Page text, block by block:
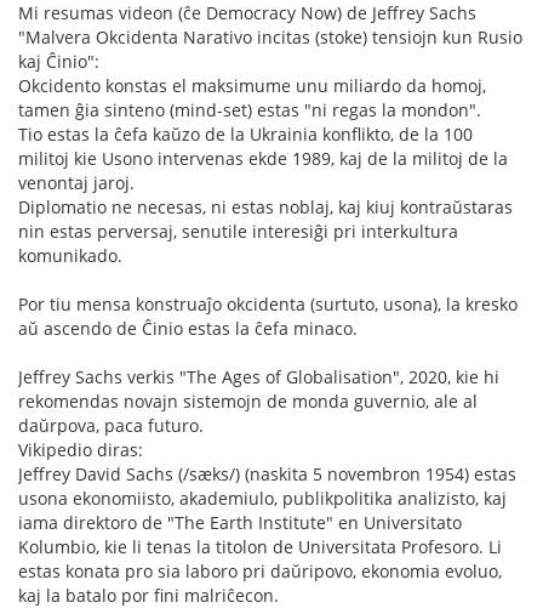
Mi resumas videon (ĉe Democracy Now) de Jeffrey Sachs
"Malvera Okcidenta Narativo incitas (stoke) tensiojn kun Rusio
kaj Ĉinio":
Okcidento konstas el maksimume unu miliardo da homoj,
tamen ĝia sinteno (mind-set) estas "ni regas la mondon".
Tio estas la ĉefa kaŭzo de la Ukrainia konflikto, de la 100
militoj kie Usono intervenas ekde 1989, kaj de la militoj de la
venontaj jaroj.
Diplomatio ne necesas, ni estas noblaj, kaj kiuj kontraŭstaras
nin estas perversaj, senutile interesiĝi pri interkultura
komunikado.
Por tiu mensa konstruaĵo okcidenta (surtuto, usona), la kresko
aŭ ascendo de Ĉinio estas la ĉefa minaco.
Jeffrey Sachs verkis "The Ages of Globalisation", 2020, kie hi
rekomendas novajn sistemojn de monda guvernio, ale al
daŭrpova, paca futuro.
Vikipedio diras:
Jeffrey David Sachs (/sæks/) (naskita 5 novembron 1954) estas
usona ekonomiisto, akademiulo, publikpolitika analizisto, kaj
iama direktoro de "The Earth Institute" en Universitato
Kolumbio, kie li tenas la titolon de Universitata Profesoro. Li
estas konata pro sia laboro pri daŭripovo, ekonomia evoluo,
kaj la batalo por fini malriĉecon.